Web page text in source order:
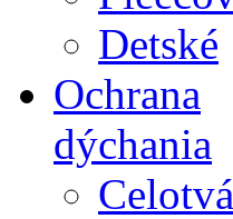
Detské
Ochrana
dýchania